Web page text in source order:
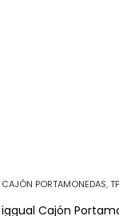
CAJÓN PORTAMONEDAS,
iggual Cajón